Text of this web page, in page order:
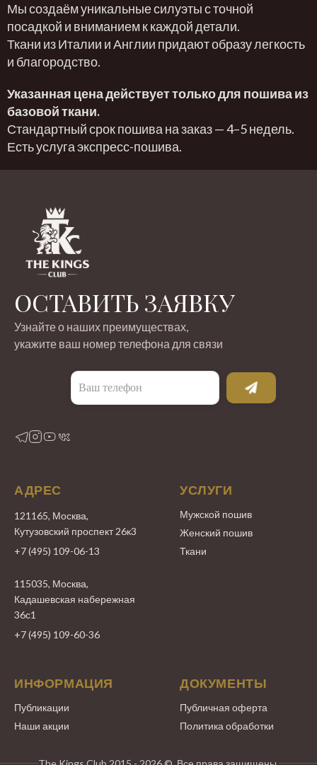
Мы создаём уникальные силуэты с точной
посадкой и вниманием к каждой детали.
Ткани из Италии и Англии придают образу легкость
и благородство.
Указанная цена действует только для пошива из
базовой ткани.
Стандартный срок пошива на заказ — 4–5 недель.
Есть услуга экспресс-пошива.
ОСТАВИТЬ ЗАЯВКУ
Узнайте о наших преимуществах,
укажите ваш номер телефона для связи
АДРЕС
121165, Москва,
Кутузовский проспект 26к3
+7 (495) 109-06-13
115035, Москва,
Кадашевская набережная
36с1
+7 (495) 109-60-36
УСЛУГИ
Мужской пошив
Женский пошив
Ткани
ИНФОРМАЦИЯ
Публикации
Наши акции
ДОКУМЕНТЫ
Публичная оферта
Политика обработки